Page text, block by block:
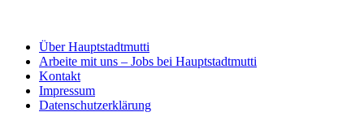
Über Hauptstadtmutti
Arbeite mit uns – Jobs bei Hauptstadtmutti
Kontakt
Impressum
Datenschutzerklärung